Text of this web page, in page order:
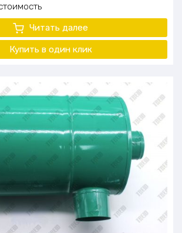
колёсами: 1 840 × 1 840 × 1 840 мм
3
-/13/13/13
80 R22.5
1 шт.
и 50 мм
встроенные электронасосы
по 500 л
колец (внутри площадки)
12 встроенных креплений
Читать далее
Купить в один клик